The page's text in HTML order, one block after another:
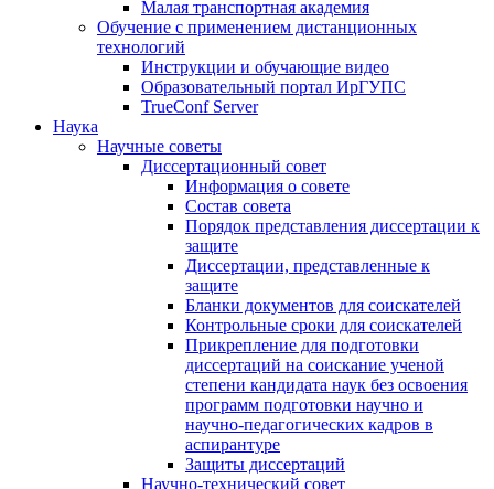
Малая транспортная академия
Обучение с применением дистанционных
технологий
Инструкции и обучающие видео
Образовательный портал ИрГУПС
TrueConf Server
Наука
Научные советы
Диссертационный совет
Информация о совете
Состав совета
Порядок представления диссертации к
защите
Диссертации, представленные к
защите
Бланки документов для соискателей
Контрольные сроки для соискателей
Прикрепление для подготовки
диссертаций на соискание ученой
степени кандидата наук без освоения
программ подготовки научно и
научно-педагогических кадров в
аспирантуре
Защиты диссертаций
Научно-технический совет